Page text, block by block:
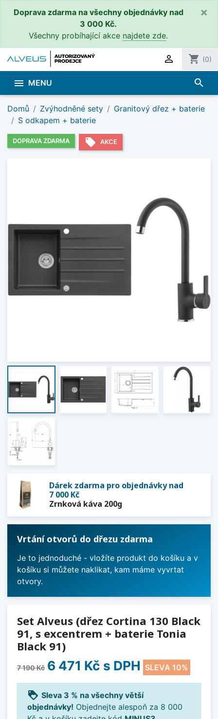
Doprava zdarma na všechny objednávky nad
3 000 Kč.
Všechny probíhající akce najdete zde.
×
 shopping_cart (0)
 MENU search
Domů Zvýhodněné sety
Granitový dřez + baterie
S odkapem + baterie
DOPRAVA ZDARMA local_offer AKCE
Dárek zdarma pro objednávky nad
7 000 Kč
Zrnková káva 200g
Vrtání otvorů do dřezu zdarma
Je to jednoduché - vložíte produkt do košíku a v
košíku si můžete naklikat, kam máme vyvrtat
otvory.
Set Alveus (dřez Cortina 130 Black
91, s excentrem + baterie Tonia
Black 91)
7 190 Kč 6 471 Kč s DPH SLEVA 10%
loyalty Sleva 3 % na všechny větší
objednávky! Objednejte alespoň za 8 000